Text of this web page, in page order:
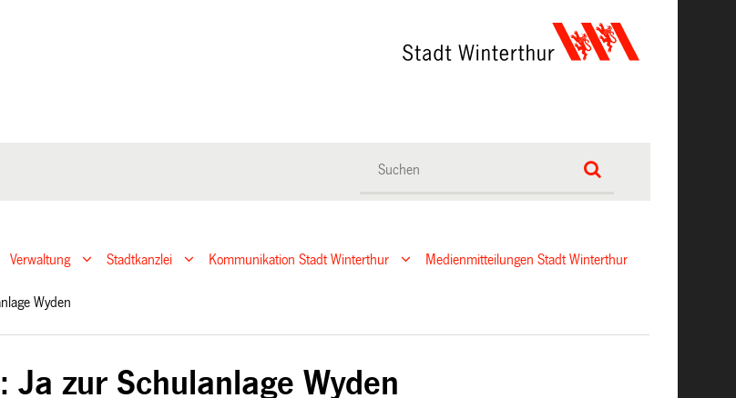
Verwaltung Stadtkanzlei Kommunikation Stadt Winterthur Medienmitteilungen Stadt Winterthur
Wyden
Ja zur Schulanlage Wyden